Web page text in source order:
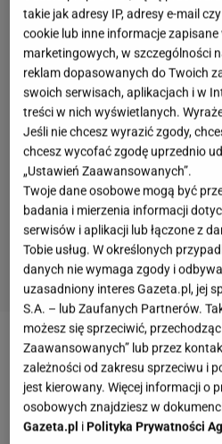
Styl loftowy kojarzy się z
industrialnymi lampami i
nowojorskich fabryk.Wiele
uzyskać taki efekt,
takie jak adresy IP, adresy e-mail
cookie lub inne informacje
marketingowych, w szczególności
reklam dopasowanych do Twoich
swoich serwisach, aplikacjach i w
treści w nich wyświetlanych.
Jeśli nie chcesz wyrazić zgody,
chcesz wycofać zgodę uprzednio
„Ustawień Zaawansowanych”.
Twoje dane osobowe mogą być
badania i mierzenia informacji
serwisów i aplikacji lub łączone z
Tobie usług. W określonych
danych nie wymaga zgody i
uzasadniony interes Gazeta.pl, jej
S.A. – lub Zaufanych Partnerów.
możesz się sprzeciwić,
Zaawansowanych” lub przez
zależności od zakresu sprzeciwu i
jest kierowany. Więcej informacji o
osobowych znajdziesz w
Gazeta.pl iPolityka Prywatności